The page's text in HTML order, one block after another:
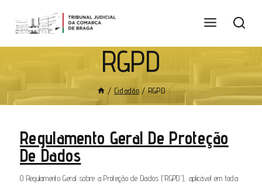
RGPD
/ Cidadão / RGPD
Regulamento Geral De Proteção
De Dados
O Regulamento Geral sobre a Proteção de Dados (“RGPD”), aplicável em toda